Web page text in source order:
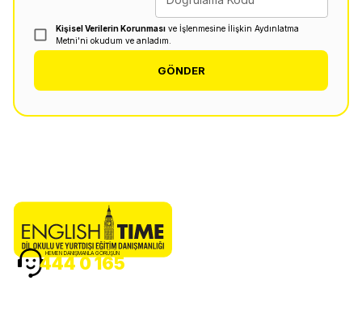
Kişisel Verilerin Korunması ve İşlenmesine İlişkin Aydınlatma
Metni'ni okudum ve anladım.
GÖNDER
HEMEN DANIŞMANLA GÖRÜŞÜN
444 0 165